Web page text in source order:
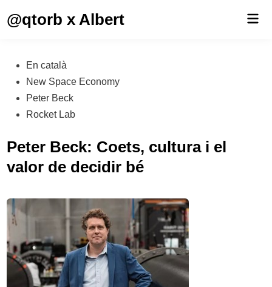
@qtorb x Albert
Publicado
en
En català
New Space Economy
Peter Beck
Rocket Lab
Peter Beck: Coets, cultura i el
valor de decidir bé